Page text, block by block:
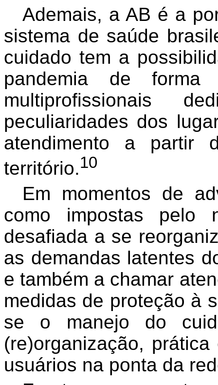
Ademais, a AB é a
sistema de saúde
cuidado tem a
pandemia de forma
multiprofissionais
peculiaridades dos
atendimento a partir
território.10
Em momentos de
como impostas pelo
desafiada a se
as demandas latentes
e também a chamar
medidas de proteção à
se o manejo do
(re)organização,
usuários na ponta da